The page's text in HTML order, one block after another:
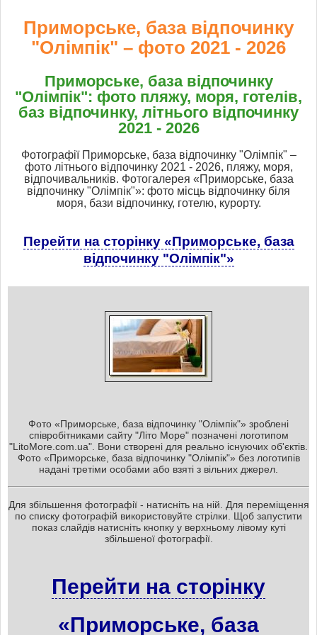
Приморське, база відпочинку
"Олімпік" – фото 2021 - 2026
Приморське, база відпочинку
"Олімпік": фото пляжу, моря, готелів,
баз відпочинку, літнього відпочинку
2021 - 2026
Фотографії Приморське, база відпочинку "Олімпік" –
фото літнього відпочинку 2021 - 2026, пляжу, моря,
відпочивальників. Фотогалерея «Приморське, база
відпочинку "Олімпік"»: фото місць відпочинку біля
моря, бази відпочинку, готелю, курорту.
Перейти на сторінку «Приморське, база
відпочинку "Олімпік"»
Фото «Приморське, база відпочинку "Олімпік"» зроблені
співробітниками сайту "Літо Море" позначені логотипом
"LitoMore.com.ua". Вони створені для реально існуючих об'єктів.
Фото «Приморське, база відпочинку "Олімпік"» без логотипів
надані третіми особами або взяті з вільних джерел.
Для збільшення фотографії - натисніть на ній. Для переміщення
по списку фотографій використовуйте стрілки. Щоб запустити
показ слайдів натисніть кнопку у верхньому лівому куті
збільшеної фотографії.
Перейти на сторінку
«Приморське, база